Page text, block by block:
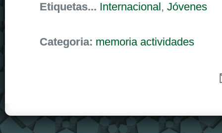
Etiquetas... Internacional , Jóvenes
Categoria: memoria actividades